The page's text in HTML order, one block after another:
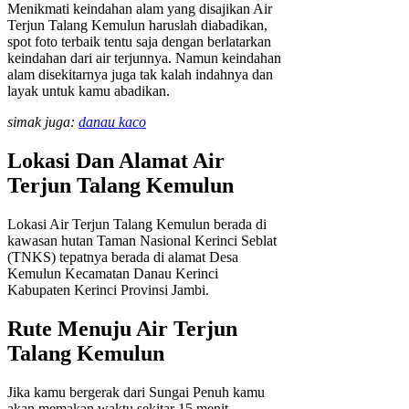
Menikmati keindahan alam yang disajikan Air
Terjun Talang Kemulun haruslah diabadikan,
spot foto terbaik tentu saja dengan berlatarkan
keindahan dari air terjunnya. Namun keindahan
alam disekitarnya juga tak kalah indahnya dan
layak untuk kamu abadikan.
simak juga: danau kaco
Lokasi Dan Alamat Air
Terjun Talang Kemulun
Lokasi Air Terjun Talang Kemulun berada di
kawasan hutan Taman Nasional Kerinci Seblat
(TNKS) tepatnya berada di alamat Desa
Kemulun Kecamatan Danau Kerinci
Kabupaten Kerinci Provinsi Jambi.
Rute Menuju Air Terjun
Talang Kemulun
Jika kamu bergerak dari Sungai Penuh kamu